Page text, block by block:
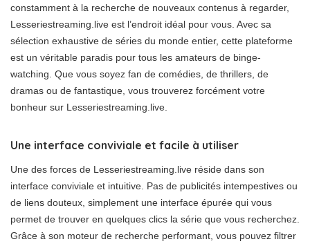
constamment à la recherche de nouveaux contenus à regarder,
Lesseriestreaming.live est l’endroit idéal pour vous. Avec sa
sélection exhaustive de séries du monde entier, cette plateforme
est un véritable paradis pour tous les amateurs de binge-
watching. Que vous soyez fan de comédies, de thrillers, de
dramas ou de fantastique, vous trouverez forcément votre
bonheur sur Lesseriestreaming.live.
Une interface conviviale et facile à utiliser
Une des forces de Lesseriestreaming.live réside dans son
interface conviviale et intuitive. Pas de publicités intempestives ou
de liens douteux, simplement une interface épurée qui vous
permet de trouver en quelques clics la série que vous recherchez.
Grâce à son moteur de recherche performant, vous pouvez filtrer